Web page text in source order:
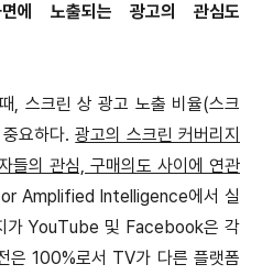
에 노출되는 광고의 관심도
, 스크린 상 광고 노출 비율(스크
중요하다.광고의 스크린 커버리지
들의 관심, 구매의도 사이에 연관
Amplified Intelligence에서 실
가 YouTube 및 Facebook은 각
은 100%로서 TV가 다른 플랫폼